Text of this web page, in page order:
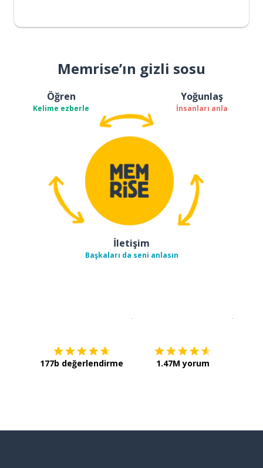
Memrise’ın gizli sosu
Öğren
Kelime ezberle
Yoğunlaş
İnsanları anla
İletişim
Başkaları da seni anlasın
177b değerlendirme 1.47M yorum